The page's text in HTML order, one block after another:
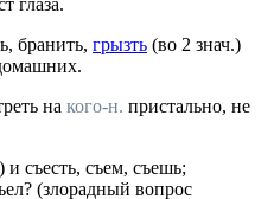
глаза.
бранить, грызть (во 2 знач.)
на кого-н. пристально, не
) и съесть, съем, съешь;
(злорадный вопрос